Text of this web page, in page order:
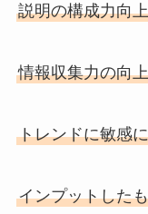
説明の構成力向上
情報収集力の向上
トレンドに敏感
インプットした